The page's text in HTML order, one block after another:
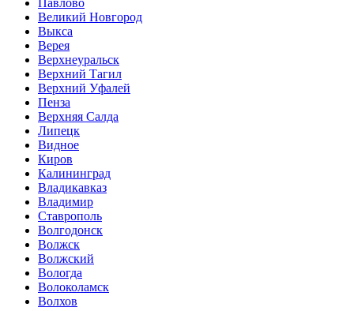
Великий Новгород
Выкса
Верея
Верхнеуральск
Верхний Тагил
Верхний Уфалей
Пенза
Верхняя Салда
Липецк
Видное
Киров
Калининград
Владикавказ
Владимир
Ставрополь
Волгодонск
Волжск
Волжский
Вологда
Волоколамск
Волхов